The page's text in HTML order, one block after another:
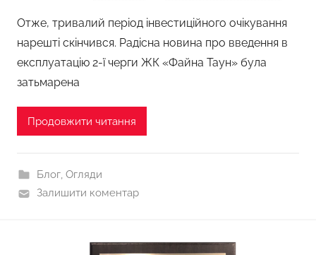
Отже, тривалий період інвестиційного очікування
нарешті скінчився. Радісна новина про введення в
експлуатацію 2-ї черги ЖК «Файна Таун» була
затьмарена
Продовжити читання
Блог, Огляди
Залишити коментар